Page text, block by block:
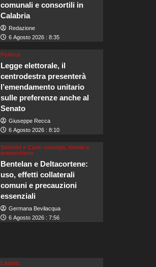
comunali e consortili in
Calabria
Redazione
6 Agosto 2026 : 8:35
Politica
Legge elettorale, il
centrodestra presenterà
l’emendamento unitario
sulle preferenze anche al
Senato
Giuseppe Recca
6 Agosto 2026 : 8:10
Sintomi e Cure: consigli, rimedi e
prevenzione
Bentelan e Deltacortene:
uso, effetti collaterali
comuni e precauzioni
essenziali
Germana Bevilacqua
6 Agosto 2026 : 7:56
Lavoro